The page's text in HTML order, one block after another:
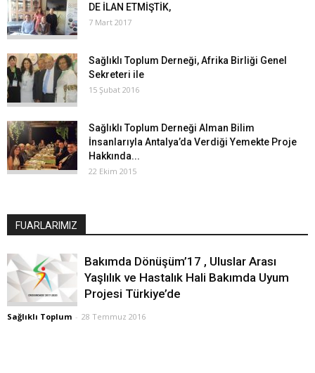
DE İLAN ETMİŞTİK,
7 Mart 2017
Sağlıklı Toplum Derneği, Afrika Birliği Genel
Sekreteri ile
15 Şubat 2016
Sağlıklı Toplum Derneği Alman Bilim
İnsanlarıyla Antalya’da Verdiği Yemekte Proje
Hakkında...
22 Ekim 2015
FUARLARIMIZ
Bakımda Dönüşüm’17 , Uluslar Arası
Yaşlılık ve Hastalık Hali Bakımda Uyum
Projesi Türkiye’de
Sağlıklı Toplum - 28 Temmuz 2016